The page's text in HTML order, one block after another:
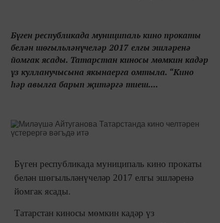
Бүген республикада муниципаль кино прокаты
белән шөгыльләнүчеләр 2017 елгы эшләренә
йомгак ясады. Татарстан киносы мөмкин кадәр
үз кулланучысына якынаерга омтыла. “Кино
һәр авылга барып җитәргә тиеш....
Бүген республикада муниципаль кино прокаты
белән шөгыльләнүчеләр 2017 елгы эшләренә
йомгак ясады.
Татарстан киносы мөмкин кадәр үз